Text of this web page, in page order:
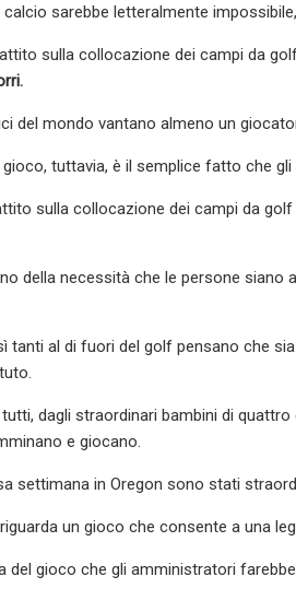
sarebbe letteralmente
sulla collocazione dei campi da
del mondo vantano almeno un
tuttavia, è il semplice fatto che
sulla collocazione dei campi da
della necessità che le persone
tanti al di fuori del golf pensano che
dagli straordinari bambini di
e giocano.
settimana in Oregon sono stati
un gioco che consente a una
gioco che gli amministratori